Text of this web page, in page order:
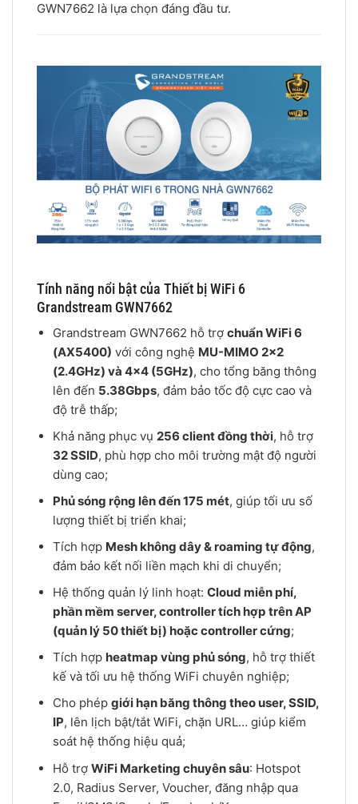
GWN7662 là lựa chọn đáng đầu tư.
Tính năng nổi bật của Thiết bị WiFi 6
Grandstream GWN7662
Grandstream GWN7662 hỗ trợ chuẩn WiFi 6
(AX5400) với công nghệ MU-MIMO 2×2
(2.4GHz) và 4×4 (5GHz), cho tổng băng thông
lên đến 5.38Gbps, đảm bảo tốc độ cực cao và
độ trễ thấp;
Khả năng phục vụ 256 client đồng thời, hỗ trợ
32 SSID, phù hợp cho môi trường mật độ người
dùng cao;
Phủ sóng rộng lên đến 175 mét, giúp tối ưu số
lượng thiết bị triển khai;
Tích hợp Mesh không dây & roaming tự động,
đảm bảo kết nối liền mạch khi di chuyển;
Hệ thống quản lý linh hoạt: Cloud miễn phí,
phần mềm server, controller tích hợp trên AP
(quản lý 50 thiết bị) hoặc controller cứng;
Tích hợp heatmap vùng phủ sóng, hỗ trợ thiết
kế và tối ưu hệ thống WiFi chuyên nghiệp;
Cho phép giới hạn băng thông theo user, SSID,
IP, lên lịch bật/tắt WiFi, chặn URL… giúp kiểm
soát hệ thống hiệu quả;
Hỗ trợ WiFi Marketing chuyên sâu: Hotspot
2.0, Radius Server, Voucher, đăng nhập qua